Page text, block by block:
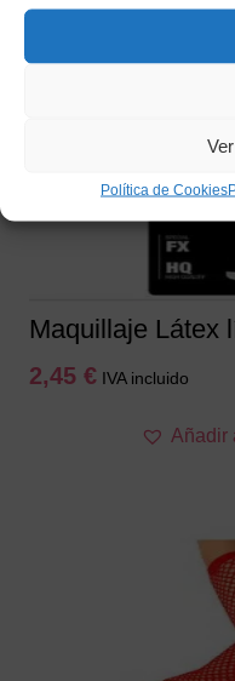
Política de Cookies
Maquillaje Látex
2,45 € IVA incluido
Añadir